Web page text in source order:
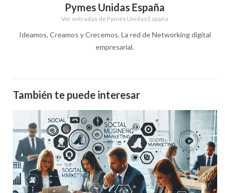
Pymes Unidas España
Ver entradas de Pymes Unidas España
Ideamos, Creamos y Crecemos. La red de Networking digital
empresarial.
También te puede interesar